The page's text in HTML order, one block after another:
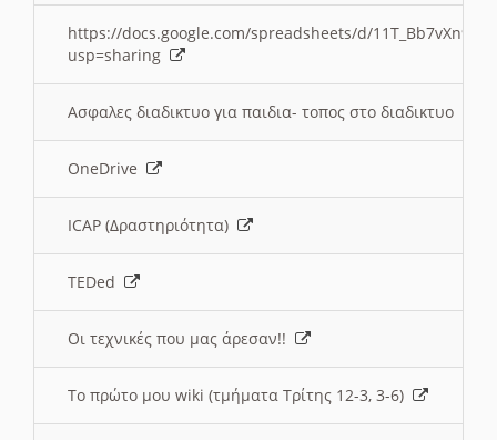
https://docs.google.com/spreadsheets/d/
usp=sharing
Ασφαλες διαδικτυο για παιδια- τοπος στο διαδικτυο
OneDrive
ICAP (Δραστηριότητα)
TEDed
Οι τεχνικές που μας άρεσαν!!
Το πρώτο μου wiki (τμήματα Τρίτης 12-3, 3-6)